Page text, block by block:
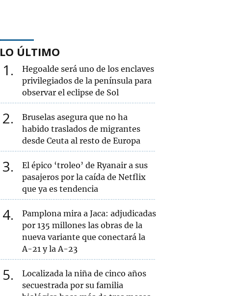
LO ÚLTIMO
1
Hegoalde será uno de los enclaves
privilegiados de la península para
observar el eclipse de Sol
2
Bruselas asegura que no ha
habido traslados de migrantes
desde Ceuta al resto de Europa
3
El épico ‘troleo’ de Ryanair a sus
pasajeros por la caída de Netflix
que ya es tendencia
4
Pamplona mira a Jaca: adjudicadas
por 135 millones las obras de la
nueva variante que conectará la
A-21 y la A-23
5
Localizada la niña de cinco años
secuestrada por su familia